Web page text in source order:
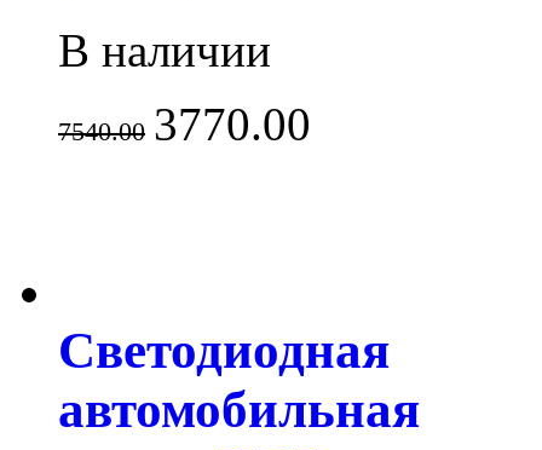
В наличии
7540.00 3770.00
Светодиодная
автомобильная